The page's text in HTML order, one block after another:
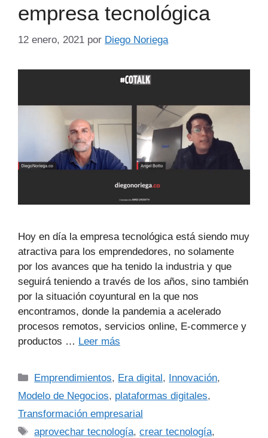
empresa tecnológica
12 enero, 2021 por Diego Noriega
Hoy en día la empresa tecnológica está siendo muy
atractiva para los emprendedores, no solamente
por los avances que ha tenido la industria y que
seguirá teniendo a través de los años, sino también
por la situación coyuntural en la que nos
encontramos, donde la pandemia a acelerado
procesos remotos, servicios online, E-commerce y
productos … Leer más
Emprendimientos, Era digital, Innovación,
Modelo de Negocios, plataformas digitales,
Transformación empresarial
aprovechar tecnología,crear tecnología,